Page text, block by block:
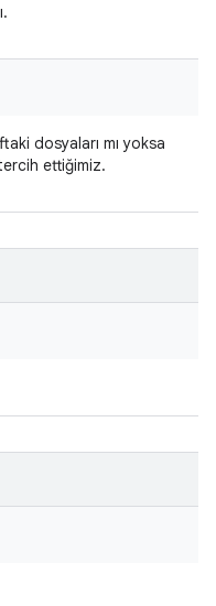
dosyaları mı yoksa
ettiğimiz.